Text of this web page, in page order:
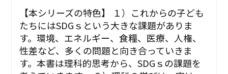
【本シリーズの特色】 １）これからの子ども
たちにはSDGｓという大きな課題がありま
す。環境、エネルギー、食糧、医療、人権、
性差など、多くの問題と向き合っていきま
す。本書は理科的思考から、SDGｓの課題を